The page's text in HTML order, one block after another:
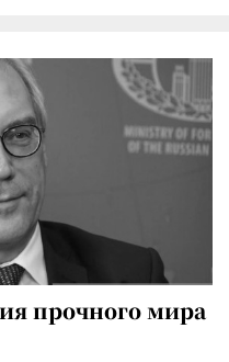
прочного мира